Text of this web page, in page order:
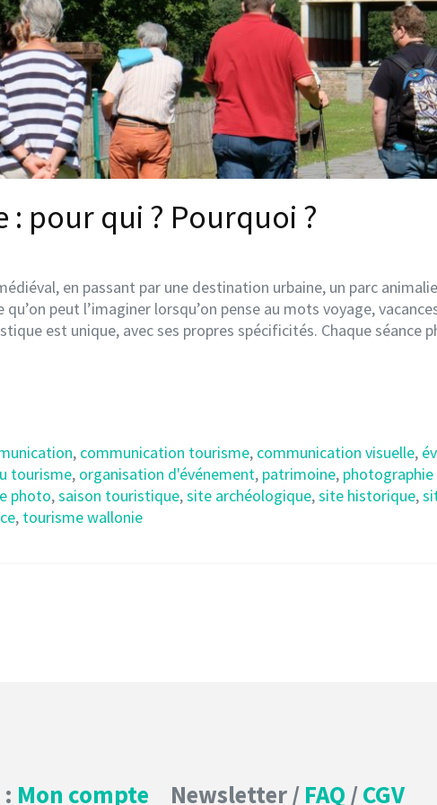
pour qui ? Pourquoi ?
en passant par une destination urbaine, un parc
peut l’imaginer lorsqu’on pense au mots voyage,
est unique, avec ses propres spécificités. Chaque séance
, communication tourisme, communication visuelle,
tourisme, organisation d'événement, patrimoine,
photo,saison touristique,site archéologique,site historique,
, tourisme wallonie
: Mon compte Newsletter / FAQ /CGV